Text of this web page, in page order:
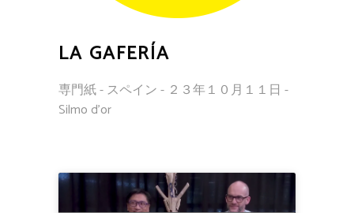
LA GAFERÍA
専門紙 - スペイン - ２３年１０月１１日 -
Silmo d'or